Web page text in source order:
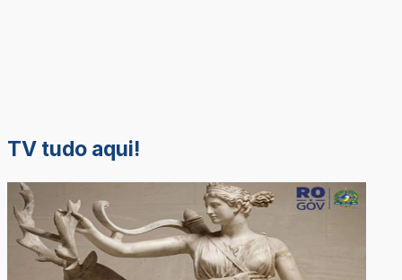
TV tudo aqui!